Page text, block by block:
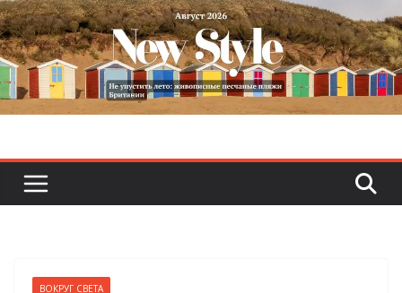
Skip
to
content
ВОКРУГ СВЕТА